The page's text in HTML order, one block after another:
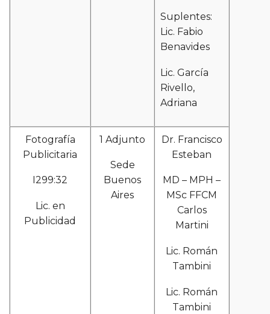
Suplentes:
Lic. Fabio
Benavides
Lic. García
Rivello,
Adriana
Fotografía
Publicitaria
I299:32
Lic. en
Publicidad
1 Adjunto
Sede
Buenos
Aires
Dr. Francisco
Esteban
MD – MPH –
MSc FFCM
Carlos
Martini
Lic. Román
Tambini
Lic. Román
Tambini